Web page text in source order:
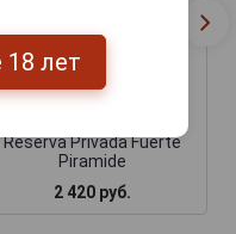
Reserva Privada Fuerte
Piramide
2 420 руб.
лет